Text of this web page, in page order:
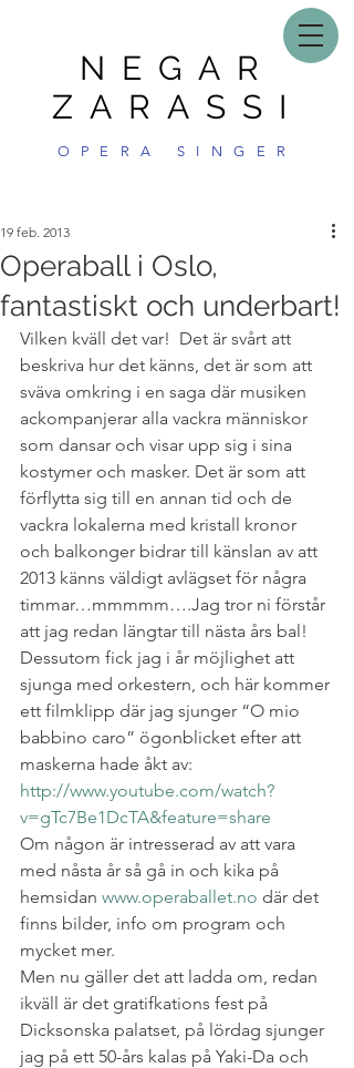
NEGAR
ZARASSI
OPERA SINGER
Operaball i Oslo,
fantastiskt och underbart!
19 feb. 2013
Vilken kväll det var!  Det är svårt att
beskriva hur det känns, det är som att
sväva omkring i en saga där musiken
ackompanjerar alla vackra människor
som dansar och visar upp sig i sina
kostymer och masker. Det är som att
förflytta sig till en annan tid och de
vackra lokalerna med kristall kronor
och balkonger bidrar till känslan av att
2013 känns väldigt avlägset för några
timmar…mmmmm….Jag tror ni förstår
att jag redan längtar till nästa års bal!
Dessutom fick jag i år möjlighet att
sjunga med orkestern, och här kommer
ett filmklipp där jag sjunger “O mio
babbino caro” ögonblicket efter att
maskerna hade åkt av:
http://www.youtube.com/watch?
v=gTc7Be1DcTA&feature=share
Om någon är intresserad av att vara
med nåsta år så gå in och kika på
hemsidan www.operaballet.no där det
finns bilder, info om program och
mycket mer.
Men nu gäller det att ladda om, redan
ikväll är det gratifkations fest på
Dicksonska palatset, på lördag sjunger
jag på ett 50-års kalas på Yaki-Da och